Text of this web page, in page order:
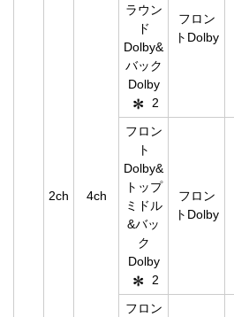
2ch 4ch
ラウン
ド
Dolby&
バック
Dolby
2
フロン
トDolby
フロン
ト
Dolby&
トップ
ミドル
&バッ
ク
Dolby
2
フロン
トDolby
フロン